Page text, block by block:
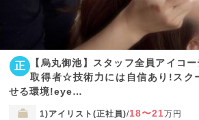
正
【烏丸御池】スタッフ全員アイコ
取得者☆技術力には自信あり!スク
せる環境!eye…
1)アイリスト(正社員)/18〜21万円